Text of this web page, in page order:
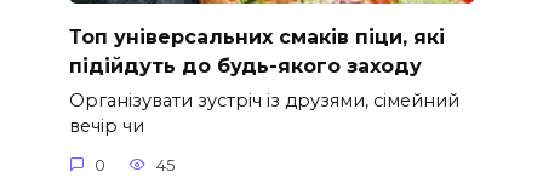
Топ універсальних смаків піци, які
підійдуть до будь-якого заходу
Організувати зустріч із друзями, сімейний
вечір чи
0 45